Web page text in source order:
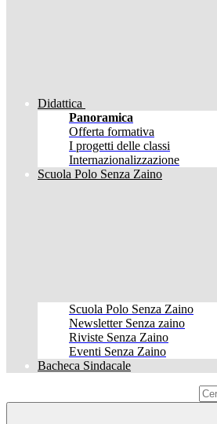
Didattica
Panoramica
Offerta formativa
I progetti delle classi
Internazionalizzazione
Scuola Polo Senza Zaino
Scuola Polo Senza Zaino
Newsletter Senza zaino
Riviste Senza Zaino
Eventi Senza Zaino
Bacheca Sindacale